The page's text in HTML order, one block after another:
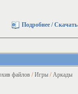
Подробнее / Скачать
файлов /Игры /Аркады